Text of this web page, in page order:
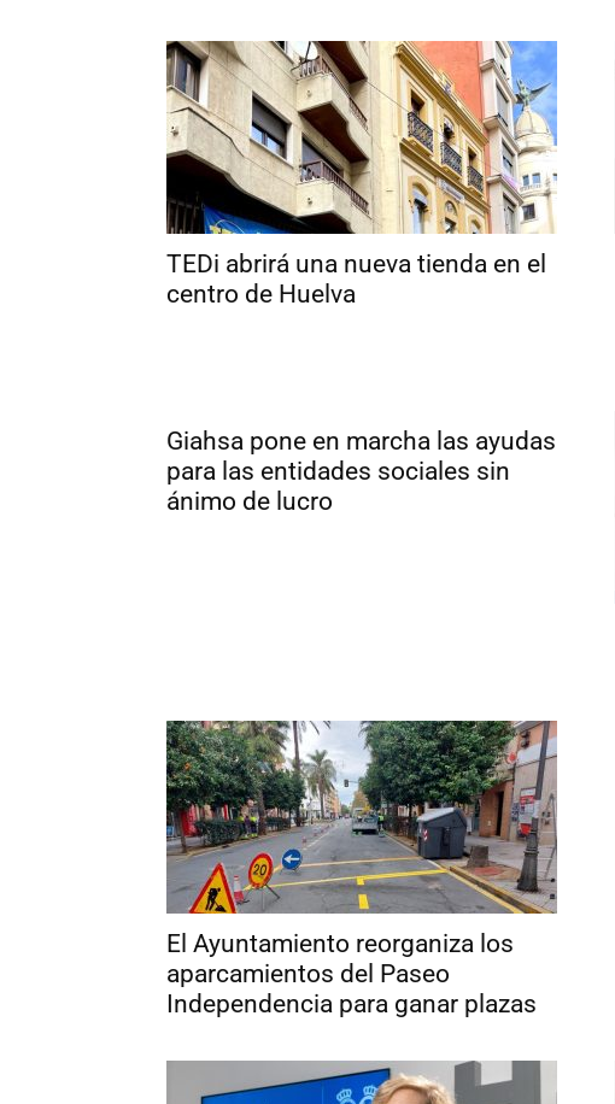
TEDi abrirá una nueva tienda en el
centro de Huelva
Giahsa pone en marcha las ayudas
para las entidades sociales sin
ánimo de lucro
El Ayuntamiento reorganiza los
aparcamientos del Paseo
Independencia para ganar plazas